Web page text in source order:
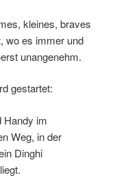
kleines, braves
wo es immer und
unangenehm.
gestartet:
Handy im
Weg, in der
Dinghi